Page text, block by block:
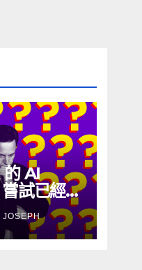
AI
試已經幾
了
JOSEPH